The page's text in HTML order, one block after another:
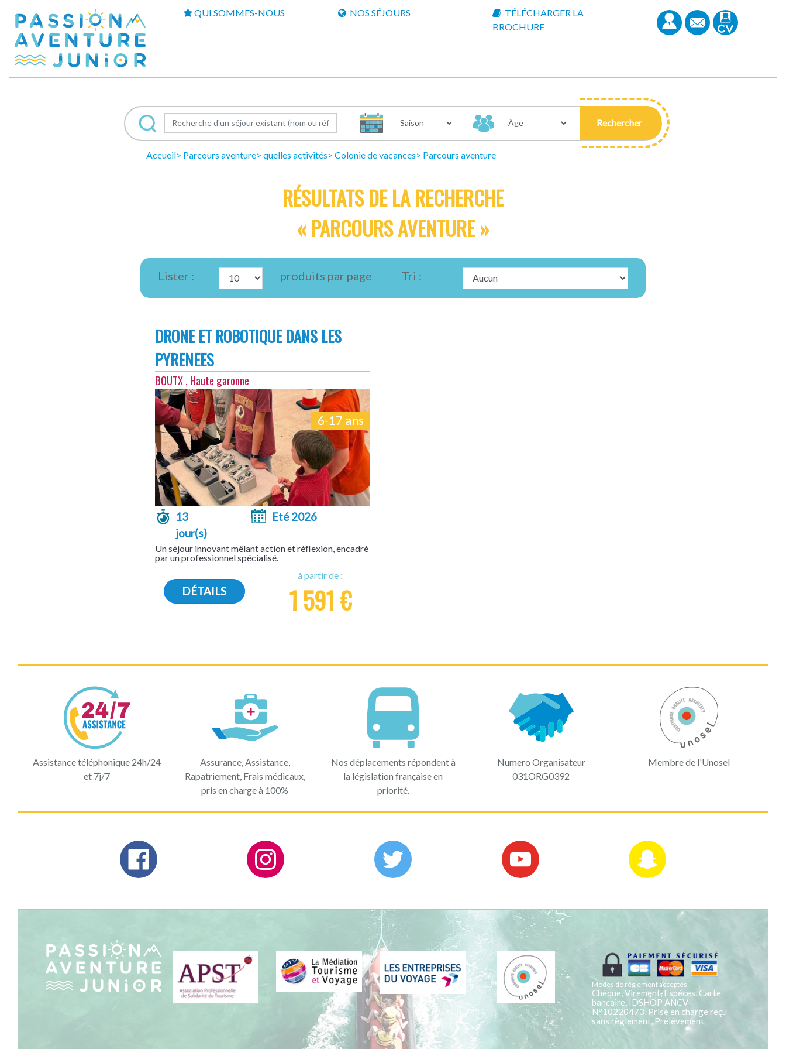
QUI SOMMES-NOUS NOS SÉJOURS
TÉLÉCHARGER LA
BROCHURE
Rechercher
Accueil Parcours aventure quelles activités Colonie de vacances Parcours aventure
RÉSULTATS DE LA RECHERCHE
« PARCOURS AVENTURE »
Lister : produits par page Tri :
DRONE ET ROBOTIQUE DANS LES
PYRENEES
BOUTX , Haute garonne
6-17 ans
13
jour(s)
Eté 2026
Un séjour innovant mêlant action et réflexion, encadré
par un professionnel spécialisé.
DÉTAILS
à partir de :
1 591 €
Assistance téléphonique 24h/24
et 7j/7
Assurance, Assistance,
Rapatriement, Frais médicaux,
pris en charge à 100%
Nos déplacements répondent à
la législation française en
priorité.
Numero Organisateur
031ORG0392
Membre de l'Unosel
Modes de règlement acceptés
Chèque, Virement, Espèces, Carte
bancaire, IDSHOP ANCV
N°10220473, Prise en charge reçu
sans règlement, Prélèvement